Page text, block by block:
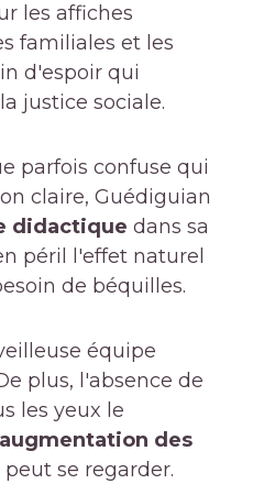
les affiches
familiales et les
d'espoir qui
justice sociale.
parfois confuse qui
claire, Guédiguian
didactique dans sa
péril l'effet naturel
de béquilles.
équipe
plus, l'absence de
les yeux le
des
se regarder.